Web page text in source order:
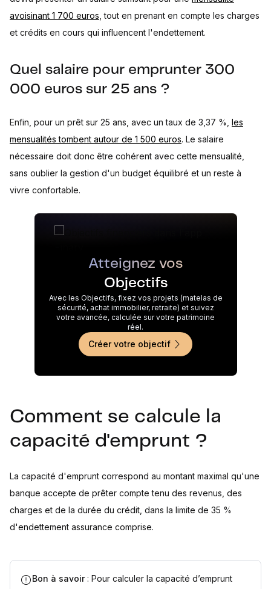
avoisinant 1 700 euros , tout en prenant en compte les charges
et crédits en cours qui influencent l'endettement.
Quel salaire pour emprunter 300
000 euros sur 25 ans ?
Enfin, pour un prêt sur 25 ans, avec un taux de 3,37 %, les
mensualités tombent autour de 1 500 euros. Le salaire
nécessaire doit donc être cohérent avec cette mensualité,
sans oublier la gestion d'un budget équilibré et un reste à
vivre confortable.
Atteignez vos
Objectifs
Avec les Objectifs, fixez vos projets (matelas de
sécurité, achat immobilier, retraite) et suivez
votre avancée, calculée sur votre patrimoine
réel.
Créer votre objectif
Comment se calcule la
capacité d'emprunt ?
La capacité d'emprunt correspond au montant maximal qu'une
banque accepte de prêter compte tenu des revenus, des
charges et de la durée du crédit, dans la limite de 35 %
d'endettement assurance comprise.
Bon à savoir : Pour calculer la capacité d’emprunt